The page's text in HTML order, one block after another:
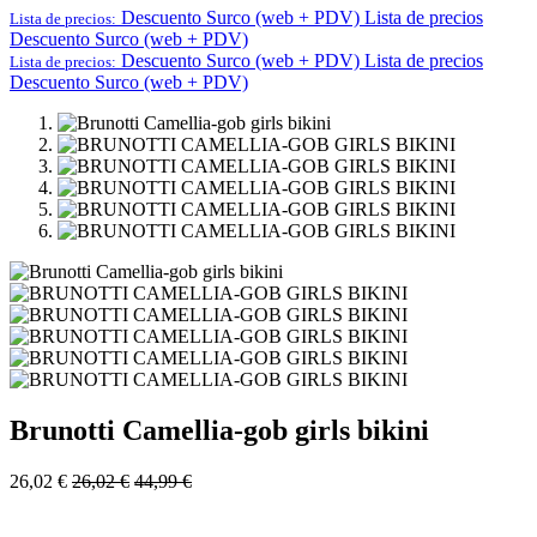
Lista de precios: Descuento Surco (web + PDV) Lista de precios
Descuento Surco (web + PDV)
Lista de precios: Descuento Surco (web + PDV) Lista de precios
Descuento Surco (web + PDV)
Brunotti Camellia-gob girls bikini
26,02 € 26,02€ 44,99€